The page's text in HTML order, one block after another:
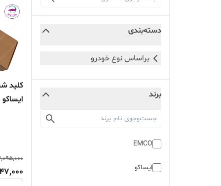
دسته‌بندی
براساس نوع خودرو
برند
EMCO
ايساکو
کلید
ایساکو اصل